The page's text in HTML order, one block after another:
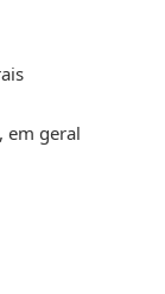
em geral